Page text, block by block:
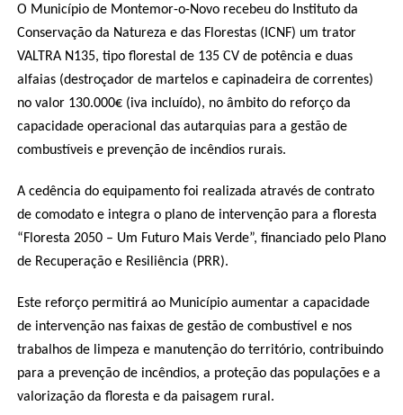
O Município de Montemor-o-Novo recebeu do Instituto da
Conservação da Natureza e das Florestas (ICNF) um trator
VALTRA N135, tipo florestal de 135 CV de potência e duas
alfaias (destroçador de martelos e capinadeira de correntes)
no valor 130.000€ (iva incluído), no âmbito do reforço da
capacidade operacional das autarquias para a gestão de
combustíveis e prevenção de incêndios rurais.
A cedência do equipamento foi realizada através de contrato
de comodato e integra o plano de intervenção para a floresta
“Floresta 2050 – Um Futuro Mais Verde”, financiado pelo Plano
de Recuperação e Resiliência (PRR).
Este reforço permitirá ao Município aumentar a capacidade
de intervenção nas faixas de gestão de combustível e nos
trabalhos de limpeza e manutenção do território, contribuindo
para a prevenção de incêndios, a proteção das populações e a
valorização da floresta e da paisagem rural.